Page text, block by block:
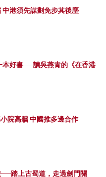
中港須先謀劃免步其後塵
本好書──讀吳燕青的《在香港
院高牆 中國推多邊合作
踏上古蜀道，走過劍門關